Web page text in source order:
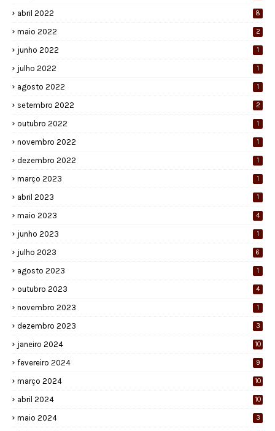
abril 2022 8
maio 2022 2
junho 2022 1
julho 2022 1
agosto 2022 1
setembro 2022 2
outubro 2022 1
novembro 2022 1
dezembro 2022 1
março 2023 1
abril 2023 1
maio 2023 4
junho 2023 1
julho 2023 6
agosto 2023 1
outubro 2023 4
novembro 2023 1
dezembro 2023 3
janeiro 2024 10
fevereiro 2024 9
março 2024 10
abril 2024 10
maio 2024 3